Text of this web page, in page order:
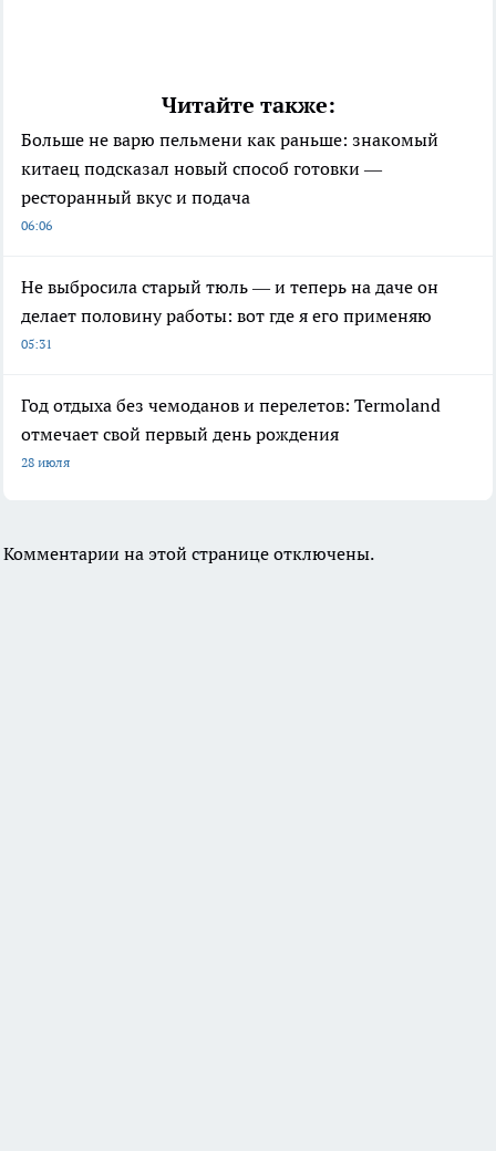
Читайте также:
Больше не варю пельмени как раньше: знакомый
китаец подсказал новый способ готовки —
ресторанный вкус и подача
06:06
Не выбросила старый тюль — и теперь на даче он
делает половину работы: вот где я его применяю
05:31
Год отдыха без чемоданов и перелетов: Termoland
отмечает свой первый день рождения
28 июля
Комментарии на этой странице отключены.